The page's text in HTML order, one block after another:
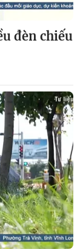
đèn chiếu